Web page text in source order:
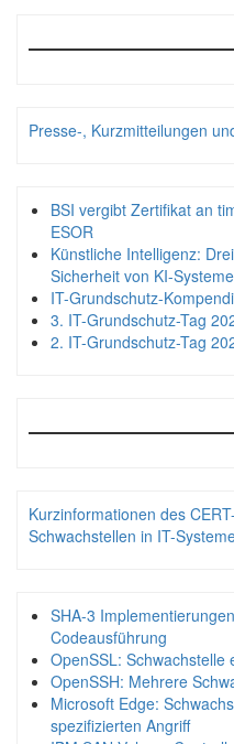
Presse-, Kurzmitteilungen
BSI vergibt Zertifikat an
ESOR
Künstliche Intelligenz:
Sicherheit von KI-
IT-Grundschutz-
3. IT-Grundschutz-Tag
2. IT-Grundschutz-Tag
Kurzinformationen des
Schwachstellen in IT-
SHA-3
Codeausführung
OpenSSL: Schwachstelle
OpenSSH: Mehrere
Microsoft Edge:
spezifizierten Angriff